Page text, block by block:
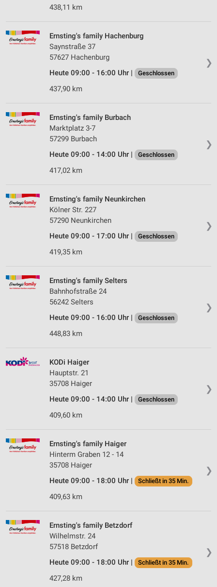
438,11 km
❯
Ernsting's family Hachenburg
Saynstraße 37
57627 Hachenburg
Heute 09:00 - 16:00 Uhr |
Geschlossen
437,90 km
❯
Ernsting's family Burbach
Marktplatz 3-7
57299 Burbach
Heute 09:00 - 14:00 Uhr |
Geschlossen
417,02 km
❯
Ernsting's family Neunkirchen
Kölner Str. 227
57290 Neunkirchen
Heute 09:00 - 17:00 Uhr |
Geschlossen
419,35 km
❯
Ernsting's family Selters
Bahnhofstraße 24
56242 Selters
Heute 09:00 - 16:00 Uhr |
Geschlossen
448,83 km
❯
KODi Haiger
Hauptstr. 21
35708 Haiger
Heute 09:00 - 14:00 Uhr |
Geschlossen
409,60 km
❯
Ernsting's family Haiger
Hinterm Graben 12 - 14
35708 Haiger
Heute 09:00 - 18:00 Uhr |
Schließt in 35 Min.
409,63 km
❯
Ernsting's family Betzdorf
Wilhelmstr. 24
57518 Betzdorf
Heute 09:00 - 18:00 Uhr |
Schließt in 35 Min.
427,28 km